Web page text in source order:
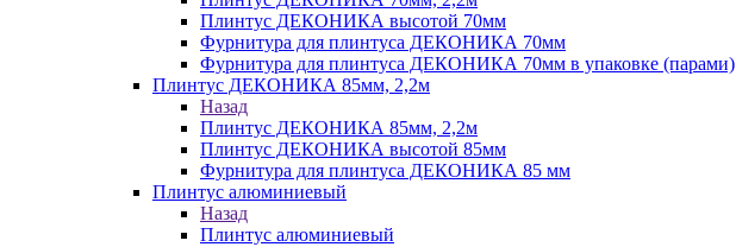
Плинтус ДЕКОНИКА высотой 70мм
Фурнитура для плинтуса ДЕКОНИКА 70мм
Фурнитура для плинтуса ДЕКОНИКА 70мм в упаковке (парами)
Плинтус ДЕКОНИКА 85мм, 2,2м
Назад
Плинтус ДЕКОНИКА 85мм, 2,2м
Плинтус ДЕКОНИКА высотой 85мм
Фурнитура для плинтуса ДЕКОНИКА 85 мм
Плинтус алюминиевый
Назад
Плинтус алюминиевый